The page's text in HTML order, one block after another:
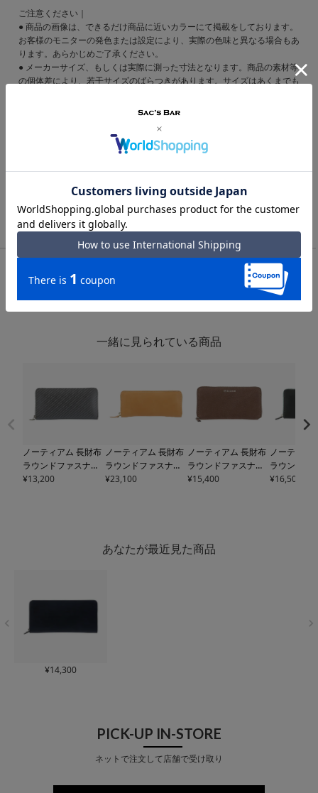
TOP メンズ・ユニセックス
長財布
ノーティアム 長財布 ラウンドファスナー メンズ E0724441130
ご注意ください｜
● 商品の画像は、できるだけ商品に近いカラーにて掲載をしております。
お客様のモニターの発色または設定により、実際の色味と異なる場合もあ
ります。あらかじめご了承ください。
● メーカーサイズ、もしくは実際に測った寸法となります。商品の素材等
の個体差により、若干サイズのばらつきがあります。サイズはあくまでも
● 天然皮革・素材を使用している商品によっては、天然素材の特性上、部
があります。あらかじめご了承ください。
Instagram
一緒に見られている商品
ノーティアム 長財布
ラウンドファスナー
メンズE0723181120
¥13,200
ノーティアム 長財布
ラウンドファスナー
メンズE0724150210
¥23,100
ノーティアム 長財布
ラウンドファスナー
メンズE0723321140
¥15,400
ノーティア
ラウンドフ
メンズ
¥16,500
あなたが最近見た商品
¥14,300
PICK-UP IN-STORE
ネットで注文して店舗で受け取り